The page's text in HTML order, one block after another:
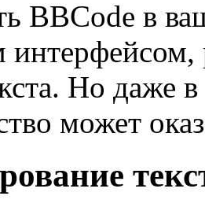
BBCode в
Но даже
может